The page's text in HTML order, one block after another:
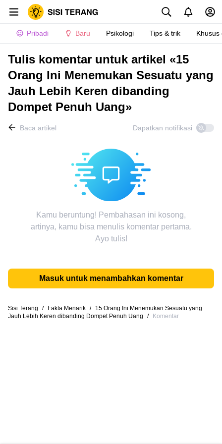
Pribadi Baru Psikologi Tips & trik Khusus
Tulis komentar untuk artikel «15
Orang Ini Menemukan Sesuatu yang
Jauh Lebih Keren dibanding
Dompet Penuh Uang»
Baca artikel Dapatkan notifikasi
Kamu beruntung! Pembahasan ini kosong,
artinya, kamu bisa menulis komentar pertama.
Ayo tulis!
Masuk untuk menambahkan komentar
Sisi Terang / Fakta Menarik /
15 Orang Ini Menemukan Sesuatu yang
Jauh Lebih Keren dibanding Dompet Penuh Uang
/ Komentar